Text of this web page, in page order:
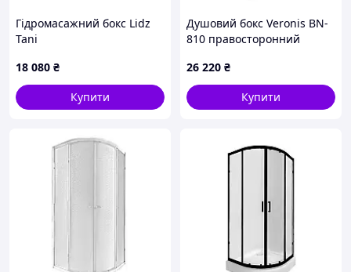
Гідромасажний бокс Lidz
Tani
скло тоноване 4 мм
18 080 ₴
Купити
Душовий бокс Veronis BN-
810 правосторонний
26 220 ₴
Купити